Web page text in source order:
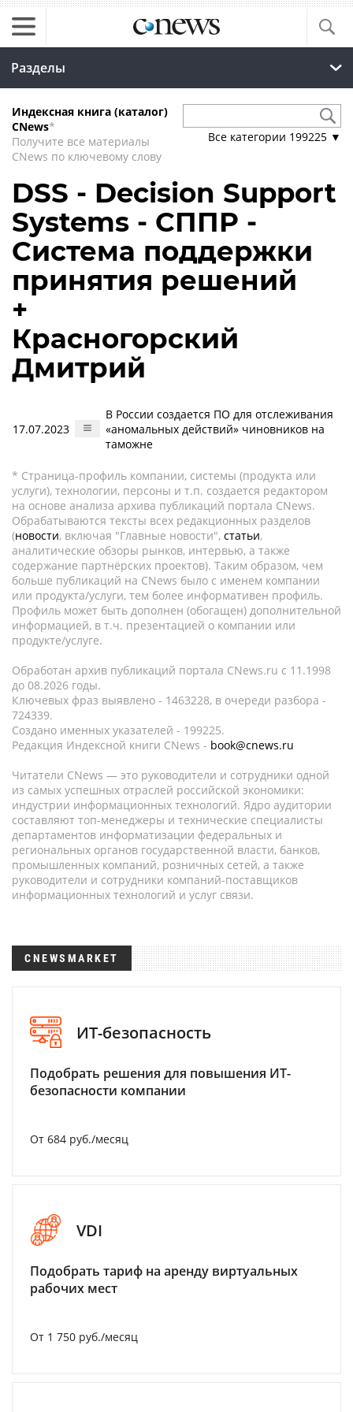
Разделы
Индексная книга (каталог)
CNews*
Получите все материалы
CNews по ключевому слову
Все категории 199225 ▼
DSS - Decision Support
Systems - СППР -
Система поддержки
принятия решений
+
Красногорский
Дмитрий
17.07.2023
В России создается ПО для отслеживания
«аномальных действий» чиновников на
таможне
* Страница-профиль компании, системы (продукта или
услуги), технологии, персоны и т.п. создается редактором
на основе анализа архива публикаций портала CNews.
Обрабатываются тексты всех редакционных разделов
(новости, включая "Главные новости", статьи,
аналитические обзоры рынков, интервью, а также
содержание партнёрских проектов). Таким образом, чем
больше публикаций на CNews было с именем компании
или продукта/услуги, тем более информативен профиль.
Профиль может быть дополнен (обогащен) дополнительной
информацией, в т.ч. презентацией о компании или
продукте/услуге.
Обработан архив публикаций портала CNews.ru c 11.1998
до 08.2026 годы.
Ключевых фраз выявлено - 1463228, в очереди разбора -
724339.
Создано именных указателей - 199225.
Редакция Индексной книги CNews - book@cnews.ru
Читатели CNews — это руководители и сотрудники одной
из самых успешных отраслей российской экономики:
индустрии информационных технологий. Ядро аудитории
составляют топ-менеджеры и технические специалисты
департаментов информатизации федеральных и
региональных органов государственной власти, банков,
промышленных компаний, розничных сетей, а также
руководители и сотрудники компаний-поставщиков
информационных технологий и услуг связи.
CNEWSMARKET
ИТ-безопасность
Подобрать решения для повышения ИТ-
безопасности компании
От 684 руб./месяц
VDI
Подобрать тариф на аренду виртуальных
рабочих мест
От 1 750 руб./месяц